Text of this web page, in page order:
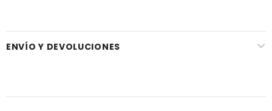
ENVÍO Y DEVOLUCIONES